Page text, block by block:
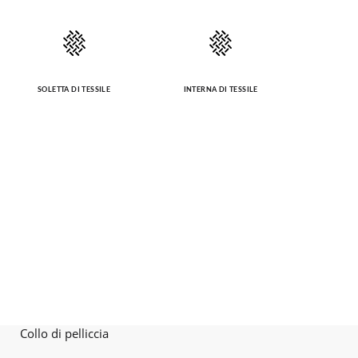
SOLETTA DI TESSILE INTERNA DI TESSILE